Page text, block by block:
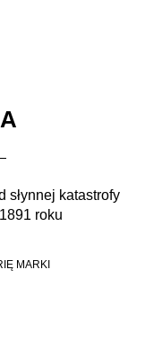
słynnej katastrofy
roku
MARKI